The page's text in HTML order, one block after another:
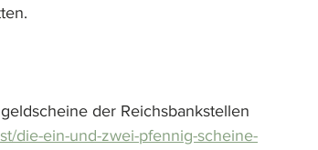
der Reichsbankstellen
die-ein-und-zwei-pfennig-scheine-